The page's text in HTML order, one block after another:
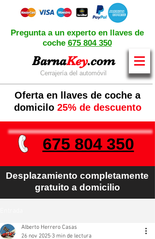
BarnaKey.com
Cerrajería del automóvil
Oferta en llaves de coche a
domicilo 25% de descuento
675 804 350
Desplazamiento completamente
gratuito a domicilio
Pregunta a un experto en llaves de
coche 675 804 350
Alberto Herrero Casas
26 nov 2025 3 min de lectura